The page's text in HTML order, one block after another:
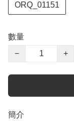
ORQ_01151
數量
−
+
簡介